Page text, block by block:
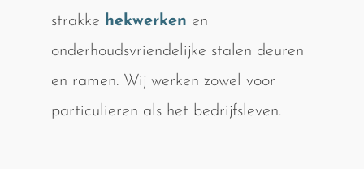
strakke hekwerken en
onderhoudsvriendelijke stalen deuren
en ramen. Wij werken zowel voor
particulieren als het bedrijfsleven.